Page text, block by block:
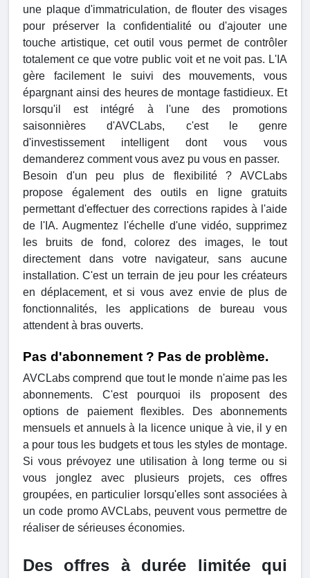
une plaque d'immatriculation, de flouter des visages
pour préserver la confidentialité ou d'ajouter une
touche artistique, cet outil vous permet de contrôler
totalement ce que votre public voit et ne voit pas. L'IA
gère facilement le suivi des mouvements, vous
épargnant ainsi des heures de montage fastidieux. Et
lorsqu'il est intégré à l'une des promotions
saisonnières d'AVCLabs, c'est le genre
d'investissement intelligent dont vous vous
demanderez comment vous avez pu vous en passer.
Besoin d'un peu plus de flexibilité ? AVCLabs
propose également des outils en ligne gratuits
permettant d'effectuer des corrections rapides à l'aide
de l'IA. Augmentez l'échelle d'une vidéo, supprimez
les bruits de fond, colorez des images, le tout
directement dans votre navigateur, sans aucune
installation. C'est un terrain de jeu pour les créateurs
en déplacement, et si vous avez envie de plus de
fonctionnalités, les applications de bureau vous
attendent à bras ouverts.
Pas d'abonnement ? Pas de problème.
AVCLabs comprend que tout le monde n'aime pas les
abonnements. C'est pourquoi ils proposent des
options de paiement flexibles. Des abonnements
mensuels et annuels à la licence unique à vie, il y en
a pour tous les budgets et tous les styles de montage.
Si vous prévoyez une utilisation à long terme ou si
vous jonglez avec plusieurs projets, ces offres
groupées, en particulier lorsqu'elles sont associées à
un code promo AVCLabs, peuvent vous permettre de
réaliser de sérieuses économies.
Des offres à durée limitée qui